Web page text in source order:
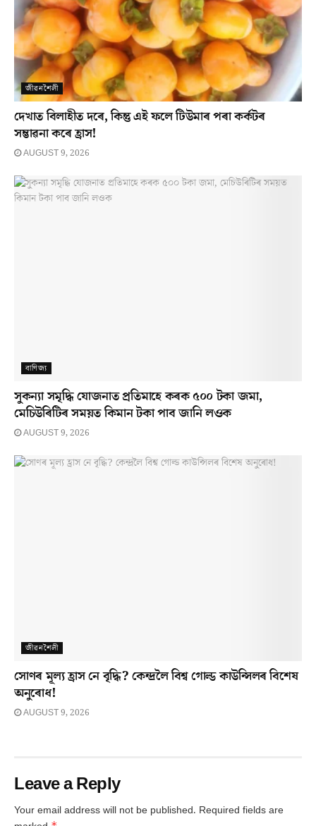
জীৱনশৈলী
দেখাত বিলাহীত দৰে, কিন্তু এই ফলে টিউমাৰ পৰা কৰ্কটৰ
সম্ভাৱনা কৰে হ্ৰাস!
AUGUST 9, 2026
বাণিজ্য
সুকন্যা সমৃদ্ধি যোজনাত প্ৰতিমাহে কৰক ৫০০ টকা জমা,
মেচিউৰিটিৰ সময়ত কিমান টকা পাব জানি লওক
AUGUST 9, 2026
জীৱনশৈলী
সোণৰ মূল্য হ্ৰাস নে বৃদ্ধি? কেন্দ্ৰলৈ বিশ্ব গোল্ড কাউন্সিলৰ বিশেষ
অনুৰোধ!
AUGUST 9, 2026
Leave a Reply
Your email address will not be published. Required fields are